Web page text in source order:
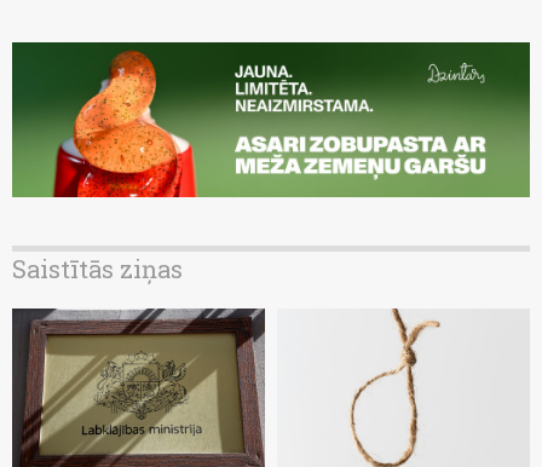
Saistītās ziņas